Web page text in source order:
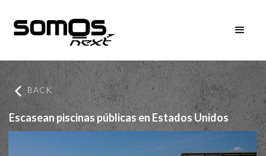
BACK
Escasean piscinas públicas en Estados Unidos